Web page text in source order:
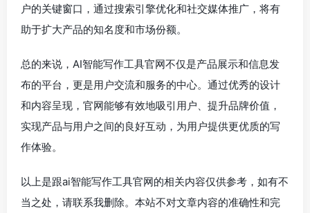
户的关键窗口，通过搜索引擎优化和社交媒体推广，将有
助于扩大产品的知名度和市场份额。
总的来说，AI智能写作工具官网不仅是产品展示和信息发
布的平台，更是用户交流和服务的中心。通过优秀的设计
和内容呈现，官网能够有效地吸引用户、提升品牌价值，
实现产品与用户之间的良好互动，为用户提供更优质的写
作体验。
以上是跟ai智能写作工具官网的相关内容仅供参考，如有不
当之处，请联系我删除。本站不对文章内容的准确性和完